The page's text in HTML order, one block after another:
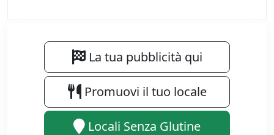
La tua pubblicità qui
Promuovi il tuo locale
Locali Senza Glutine